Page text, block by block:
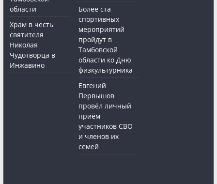
области
Храм в честь
святителя
Николая
Чудотворца в
Инжавино
Более ста
спортивных
мероприятий
пройдут в
Тамбовской
области ко Дню
физкультурника
Евгений
Первышов
провёл личный
приём
участников СВО
и членов их
семей